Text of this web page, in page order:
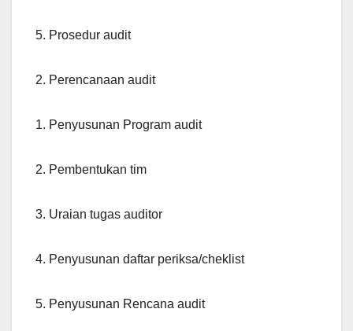
5. Prosedur audit
2. Perencanaan audit
1. Penyusunan Program audit
2. Pembentukan tim
3. Uraian tugas auditor
4. Penyusunan daftar periksa/cheklist
5. Penyusunan Rencana audit